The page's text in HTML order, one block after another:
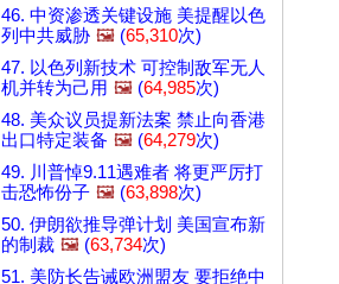
46. 中资渗透关键设施 美提醒以色
列中共威胁 🖼️ (65,310次)
47. 以色列新技术 可控制敌军无人
机并转为己用 🖼️ (64,985次)
48. 美众议员提新法案 禁止向香港
出口特定装备 🖼️ (64,279次)
49. 川普悼9.11遇难者 将更严厉打
击恐怖份子 🖼️ (63,898次)
50. 伊朗欲推导弹计划 美国宣布新
的制裁 🖼️ (63,734次)
51. 美防长告诫欧洲盟友 要拒绝中